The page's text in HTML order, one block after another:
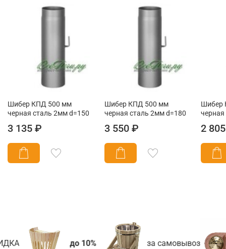
Шибер КПД 500 мм
черная сталь 2мм d=150
3 135 ₽
Шибер КПД 500 мм
черная сталь 2мм d=180
3 550 ₽
Шибер
2
до 10% за самовывоз